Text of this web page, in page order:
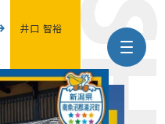
井口 智裕